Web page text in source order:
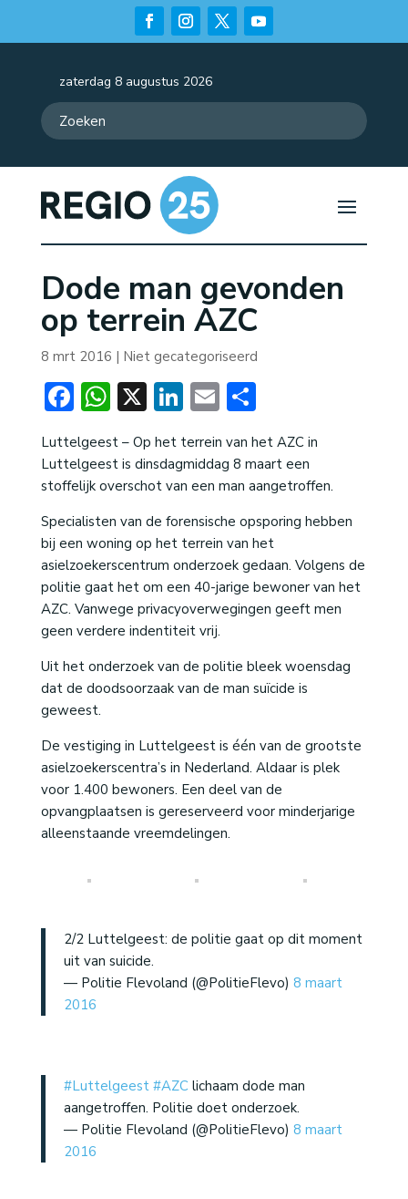
zaterdag 8 augustus 2026
Dode man gevonden
op terrein AZC
8 mrt 2016 | Niet gecategoriseerd
Facebook
WhatsApp
X LinkedIn
EmailDelen
Luttelgeest – Op het terrein van het AZC in
Luttelgeest is dinsdagmiddag 8 maart een
stoffelijk overschot van een man aangetroffen.
Specialisten van de forensische opsporing hebben
bij een woning op het terrein van het
asielzoekerscentrum onderzoek gedaan. Volgens de
politie gaat het om een 40-jarige bewoner van het
AZC. Vanwege privacyoverwegingen geeft men
geen verdere indentiteit vrij.
Uit het onderzoek van de politie bleek woensdag
dat de doodsoorzaak van de man suïcide is
geweest.
De vestiging in Luttelgeest is één van de grootste
asielzoekerscentra’s in Nederland. Aldaar is plek
voor 1.400 bewoners. Een deel van de
opvangplaatsen is gereserveerd voor minderjarige
alleenstaande vreemdelingen.
2/2 Luttelgeest: de politie gaat op dit moment
uit van suicide.
— Politie Flevoland (@PolitieFlevo) 8 maart
2016
#Luttelgeest #AZC lichaam dode man
aangetroffen. Politie doet onderzoek.
— Politie Flevoland (@PolitieFlevo) 8 maart
2016